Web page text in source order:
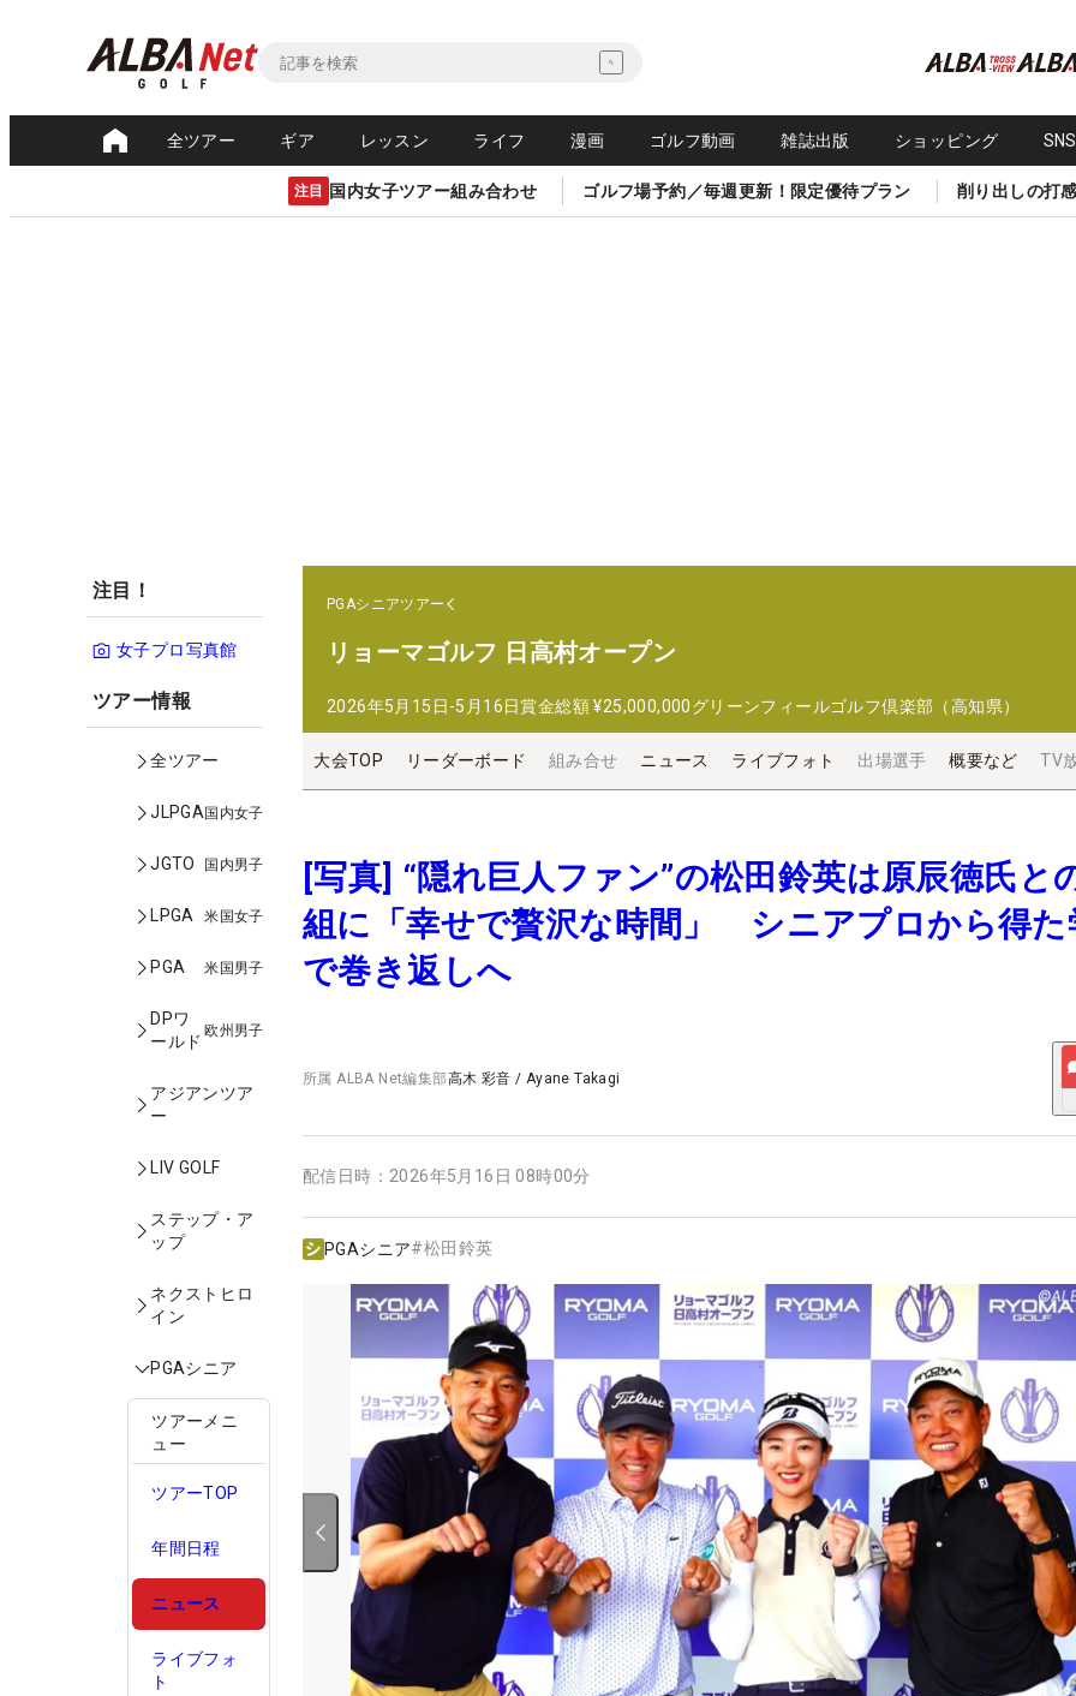
全ツアー ギア レッスン ライフ 漫画 ゴルフ動画 雑誌出版 ショッピング
注目 国内女子ツアー組み合わせ ゴルフ場予約／毎週更新！限定優待プラン 削り出しの打
注目！
女子プロ写真館
ツアー情報
全ツアー
JLPGA国内女子
JGTO 国内男子
LPGA 米国女子
PGA 米国男子
DPワ
ールド
欧州男子
アジアンツア
ー
LIV GOLF
ステップ・ア
ップ
ネクストヒロ
イン
PGAシニア
ツアーメニ
ュー
ツアーTOP
年間日程
ニュース
ライブフォ
ト
PGAシニアツアー
リョーマゴルフ 日高村オープン
2026年5月15日-5月16日賞金総額 ¥25,000,000グリーンフィールゴルフ倶楽部（高知県）
大会TOP リーダーボード 組み合せ ニュース ライブフォト 出場選手 概要など TV
[写真] “隠れ巨人ファン”の松田鈴英は原辰徳氏と
組に「幸せで贅沢な時間」 シニアプロから得た
で巻き返しへ
所属ALBA Net編集部高木 彩音 / Ayane Takagi
配信日時： 2026年5月16日 08時00分
PGAシニア#松田鈴英